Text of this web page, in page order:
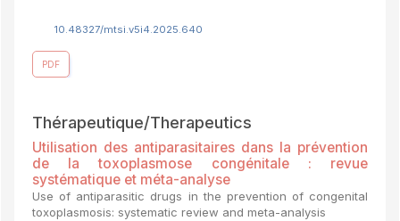
10.48327/mtsi.v5i4.2025.640
PDF
Thérapeutique/Therapeutics
Utilisation des antiparasitaires dans la prévention
de la toxoplasmose congénitale : revue
systématique et méta-analyse
Use of antiparasitic drugs in the prevention of congenital
toxoplasmosis: systematic review and meta-analysis